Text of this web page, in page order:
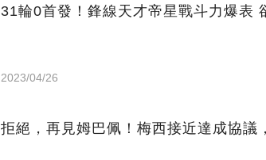
31輪0首發！鋒線天才帝星戰斗力爆表
2023/04/26
拒絕，再見姆巴佩！梅西接近達成協議